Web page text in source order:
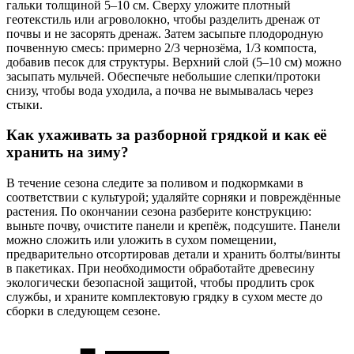
гальки толщиной 5–10 см. Сверху уложите плотный
геотекстиль или агроволокно, чтобы разделить дренаж от
почвы и не засорять дренаж. Затем засыпьте плодородную
почвенную смесь: примерно 2/3 чернозёма, 1/3 компоста,
добавив песок для структуры. Верхний слой (5–10 см) можно
засыпать мульчей. Обеспечьте небольшие слепки/протоки
снизу, чтобы вода уходила, а почва не вымывалась через
стыки.
Как ухаживать за разборной грядкой и как её
хранить на зиму?
В течение сезона следите за поливом и подкормками в
соответствии с культурой; удаляйте сорняки и повреждённые
растения. По окончании сезона разберите конструкцию:
выньте почву, очистите панели и крепёж, подсушите. Панели
можно сложить или уложить в сухом помещении,
предварительно отсортировав детали и хранить болты/винты
в пакетиках. При необходимости обработайте древесину
экологически безопасной защитой, чтобы продлить срок
службы, и храните комплектовую грядку в сухом месте до
сборки в следующем сезоне.